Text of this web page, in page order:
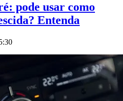
pode usar como
Entenda